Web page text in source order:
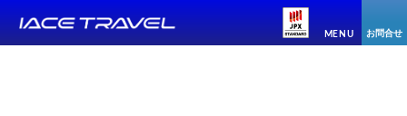
MENU お問合せ